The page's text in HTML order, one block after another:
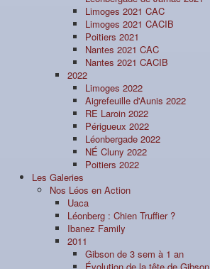
Limoges 2021 CAC
Limoges 2021 CACIB
Poitiers 2021
Nantes 2021 CAC
Nantes 2021 CACIB
2022
Limoges 2022
Aigrefeuille d'Aunis 2022
RE Laroin 2022
Périgueux 2022
Léonbergade 2022
NÉ Cluny 2022
Poitiers 2022
Les Galeries
Nos Léos en Action
Uaca
Léonberg : Chien Truffier ?
Ibanez Family
2011
Gibson de 3 sem à 1 an